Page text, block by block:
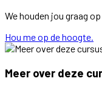
We houden jou graag
Hou me op de hoogte.
Meer over deze